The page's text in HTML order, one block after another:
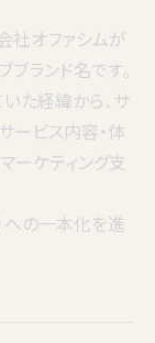
社オファシムが
ランド名です。
た経緯から、サ
ービス内容・体
ーケティング支
への一本化を進